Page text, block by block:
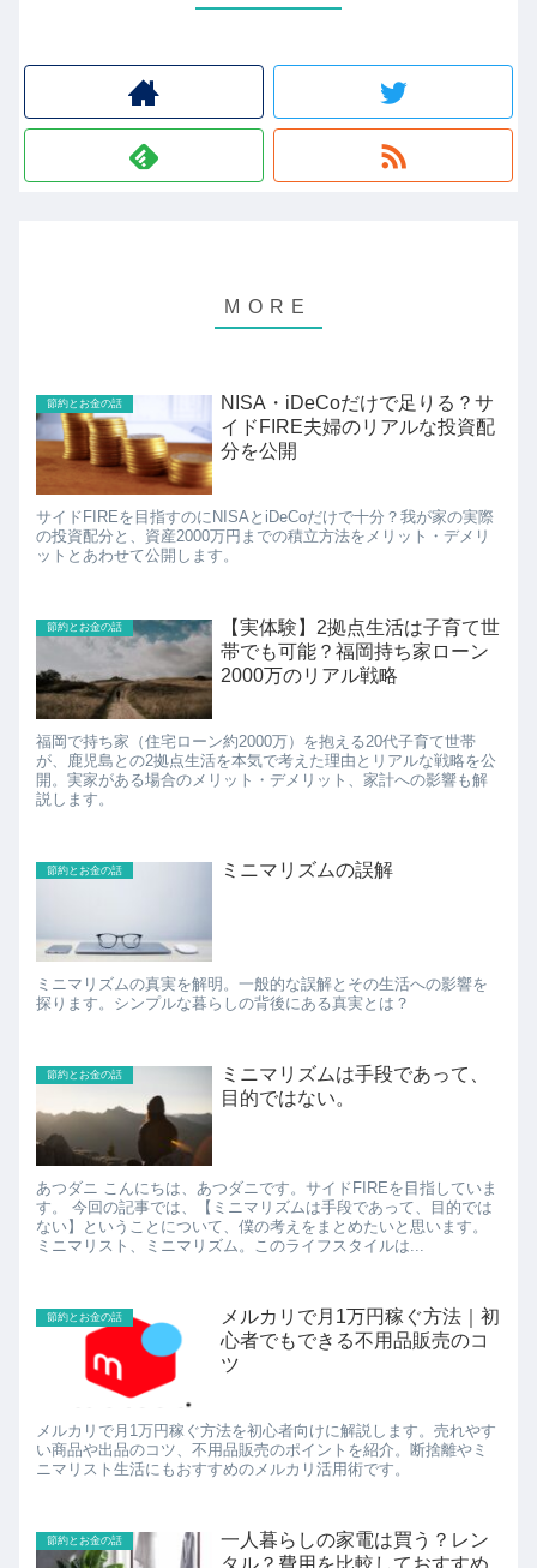
節約とお金の話
NISA・iDeCoだけで足りる？サ
イドFIRE夫婦のリアルな投資配
分を公開
サイドFIREを目指すのにNISAとiDeCoだけで十分？我が家の実際
の投資配分と、資産2000万円までの積立方法をメリット・デメリ
ットとあわせて公開します。
節約とお金の話
【実体験】2拠点生活は子育て世
帯でも可能？福岡持ち家ローン
2000万のリアル戦略
福岡で持ち家（住宅ローン約2000万）を抱える20代子育て世帯
が、鹿児島との2拠点生活を本気で考えた理由とリアルな戦略を公
開。実家がある場合のメリット・デメリット、家計への影響も解
説します。
節約とお金の話 ミニマリズムの誤解
ミニマリズムの真実を解明。一般的な誤解とその生活への影響を
探ります。シンプルな暮らしの背後にある真実とは？
節約とお金の話
ミニマリズムは手段であって、
目的ではない。
あつダニ こんにちは、あつダニです。サイドFIREを目指していま
す。 今回の記事では、【ミニマリズムは手段であって、目的では
ない】ということについて、僕の考えをまとめたいと思います。
ミニマリスト、ミニマリズム。このライフスタイルは...
節約とお金の話
メルカリで月1万円稼ぐ方法｜初
心者でもできる不用品販売のコ
ツ
メルカリで月1万円稼ぐ方法を初心者向けに解説します。売れやす
い商品や出品のコツ、不用品販売のポイントを紹介。断捨離やミ
ニマリスト生活にもおすすめのメルカリ活用術です。
節約とお金の話
一人暮らしの家電は買う？レン